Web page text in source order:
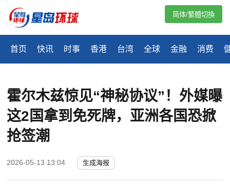
首页 快讯 时事 香港 台湾 全球 金融 消费
简体/繁體切換
霍尔木兹惊见“神秘协议”！外媒曝
这2国拿到免死牌，亚洲各国恐掀
抢签潮
2026-05-13 13:04 生成海报